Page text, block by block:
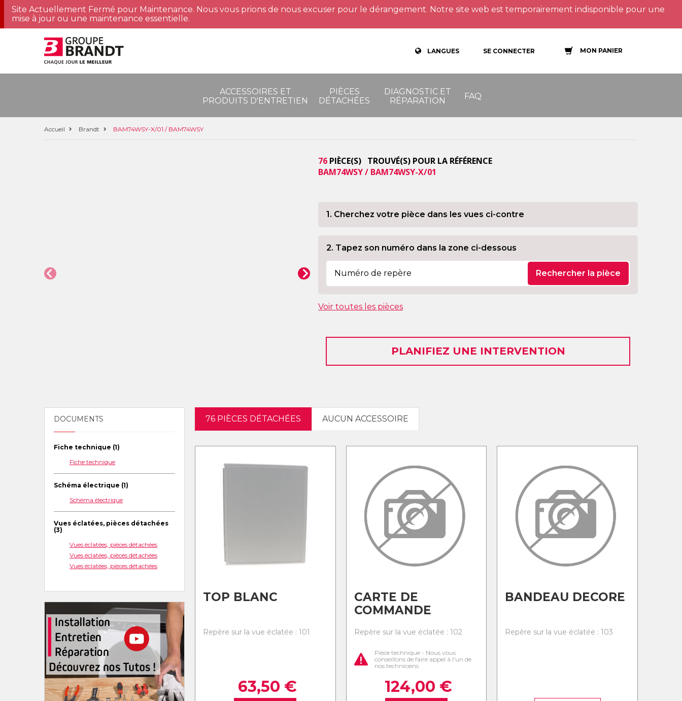
Site Actuellement Fermé pour Maintenance. Nous vous prions de nous excuser pour le dérangement. Notre site web est temporairement indisponible pour une
mise à jour ou une maintenance essentielle.
LANGUES SE CONNECTER MON PANIER
ACCESSOIRES ET
PRODUITS D'ENTRETIEN
PIÈCES
DÉTACHÉES
DIAGNOSTIC ET
RÉPARATION
FAQ
Accueil Brandt BAM74WSY-X/01 / BAM74WSY
76 PIÈCE(S) TROUVÉ(S) POUR LA RÉFÉRENCE
BAM74WSY / BAM74WSY-X/01
1. Cherchez votre pièce dans les vues ci-contre
2. Tapez son numéro dans la zone ci-dessous
Rechercher la pièce
Voir toutes les pièces
PLANIFIEZ UNE INTERVENTION
DOCUMENTS
Fiche technique (1)
Fiche technique
Schéma électrique (1)
Schéma électrique
Vues éclatées, pièces détachées
(3)
Vues éclatées, pièces détachées
Vues éclatées, pièces détachées
Vues éclatées, pièces détachées
76 PIÈCES DÉTACHÉES AUCUN ACCESSOIRE
TOP BLANC
Repère sur la vue éclatée : 101
63,50 €
CARTE DE
COMMANDE
Repère sur la vue éclatée : 102
Pièce technique - Nous vous
conseillons de faire appel à l'un de
nos techniciens
124,00 €
BANDEAU DECORE
Repère sur la vue éclatée : 103